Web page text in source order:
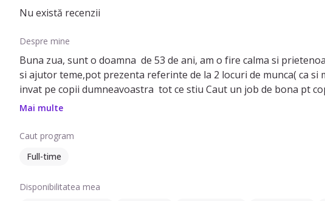
Nu există recenzii
Despre mine
Buna zua, sunt o doamna de 53 de ani, am o fire calma si
si ajutor teme,pot prezenta referinte de la 2 locuri de munca( ca
invat pe copii dumneavoastra tot ce stiu Caut un job de bona pt
lung
Mai multe
Caut program
Full-time
Disponibilitatea mea